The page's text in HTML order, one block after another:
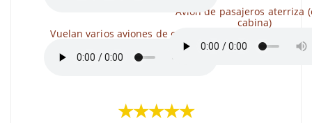
Vuelan varios aviones de combate
Avión de pasajeros aterriza
cabina)
★★★★★